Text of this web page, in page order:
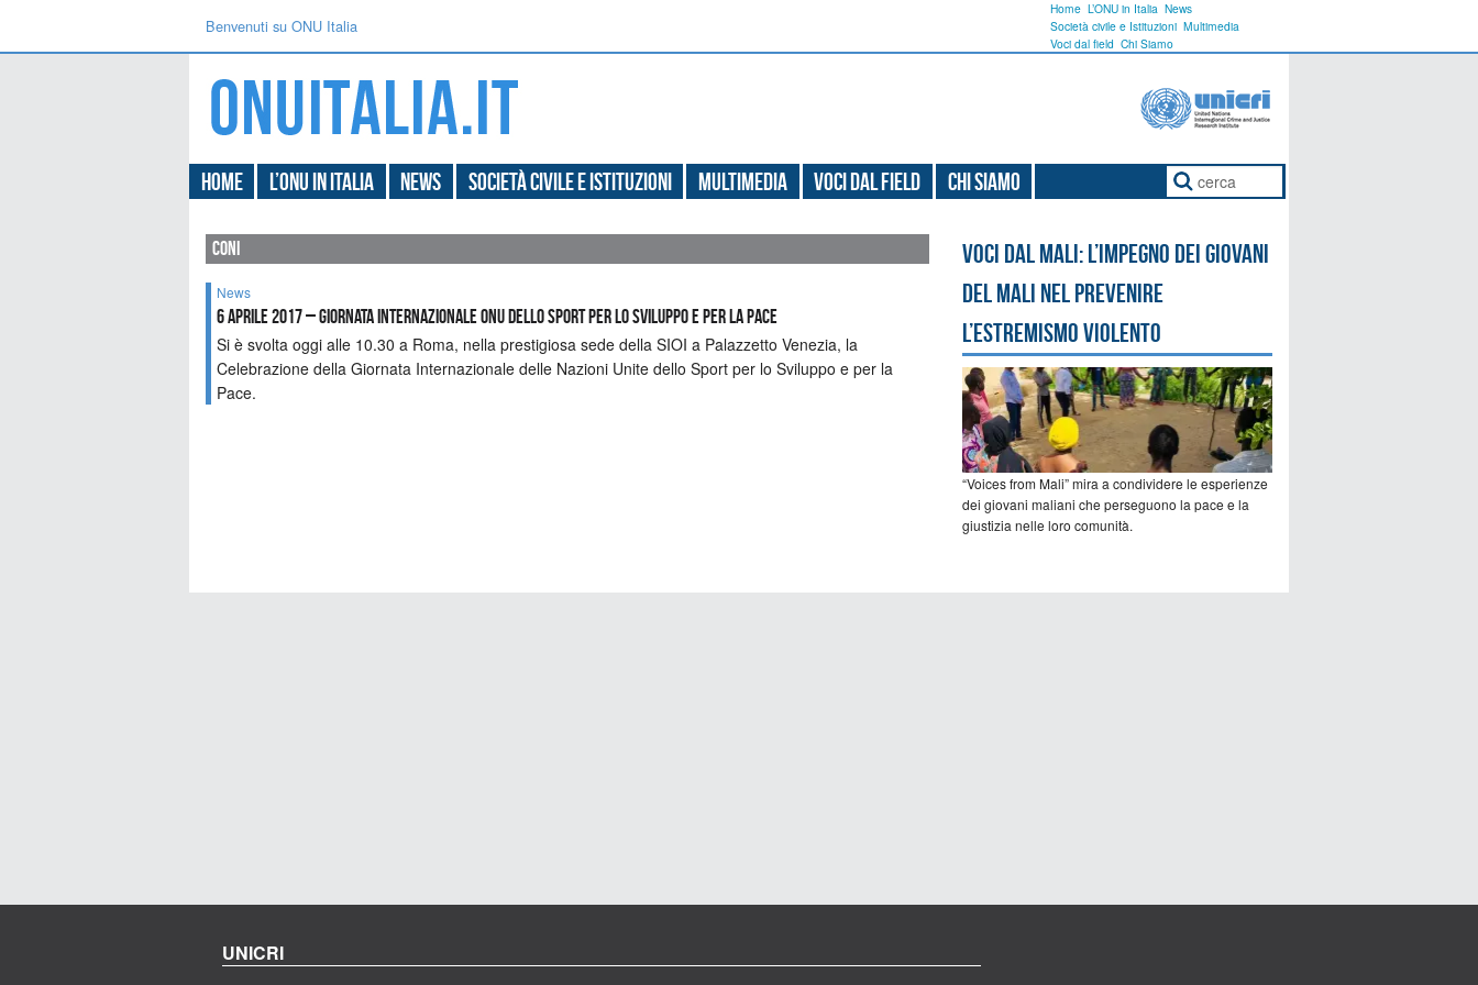
Benvenuti su ONU Italia
Home L’ONU in Italia News
Società civile e Istituzioni Multimedia
Voci dal field Chi Siamo
Home L’ONU in Italia News Società civile e Istituzioni Multimedia Voci dal field Chi Siamo
coni
News
6 aprile 2017 – Giornata Internazionale ONU dello Sport per lo Sviluppo e per la Pace
Si è svolta oggi alle 10.30 a Roma, nella prestigiosa sede della SIOI a Palazzetto Venezia, la
Celebrazione della Giornata Internazionale delle Nazioni Unite dello Sport per lo Sviluppo e per la
Pace.
Voci dal Mali: l’impegno dei giovani
del Mali nel prevenire
l’estremismo violento
“Voices from Mali” mira a condividere le esperienze
dei giovani maliani che perseguono la pace e la
giustizia nelle loro comunità.
UNICRI